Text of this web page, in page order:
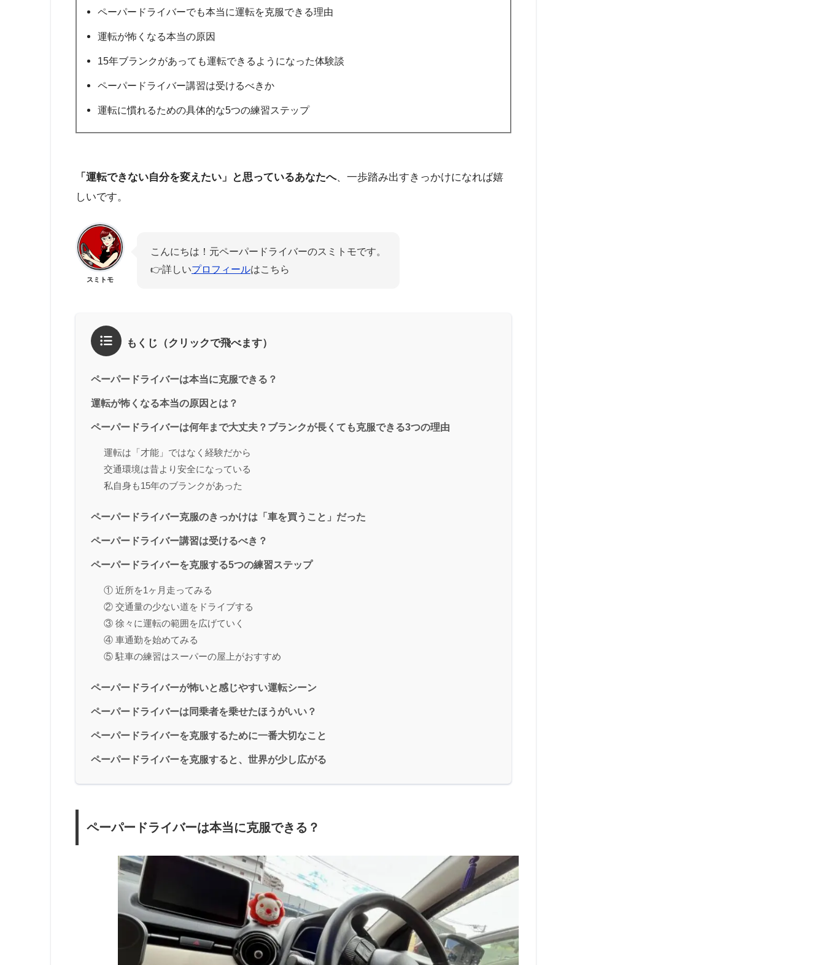
ペーパードライバーでも本当に運転を克服できる理由
運転が怖くなる本当の原因
15年ブランクがあっても運転できるようになった体験談
ペーパードライバー講習は受けるべきか
運転に慣れるための具体的な5つの練習ステップ
「運転できない自分を変えたい」と思っているあなたへ、一歩踏み出すきっかけになれば嬉
しいです。
スミトモ
こんにちは！元ペーパードライバーのスミトモです。
👉️詳しいプロフィールはこちら
もくじ（クリックで飛べます）
ペーパードライバーは本当に克服できる？
運転が怖くなる本当の原因とは？
ペーパードライバーは何年まで大丈夫？ブランクが長くても克服できる3つの理由
運転は「才能」ではなく経験だから
交通環境は昔より安全になっている
私自身も15年のブランクがあった
ペーパードライバー克服のきっかけは「車を買うこと」だった
ペーパードライバー講習は受けるべき？
ペーパードライバーを克服する5つの練習ステップ
① 近所を1ヶ月走ってみる
② 交通量の少ない道をドライブする
③ 徐々に運転の範囲を広げていく
④ 車通勤を始めてみる
⑤ 駐車の練習はスーパーの屋上がおすすめ
ペーパードライバーが怖いと感じやすい運転シーン
ペーパードライバーは同乗者を乗せたほうがいい？
ペーパードライバーを克服するために一番大切なこと
ペーパードライバーを克服すると、世界が少し広がる
ペーパードライバーは本当に克服できる？